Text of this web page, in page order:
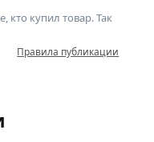
кто купил товар. Так
Правила публикации